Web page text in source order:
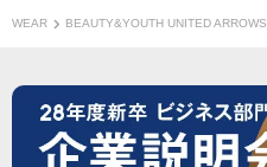
WEAR BEAUTY&YOUTH UNITED ARROWS